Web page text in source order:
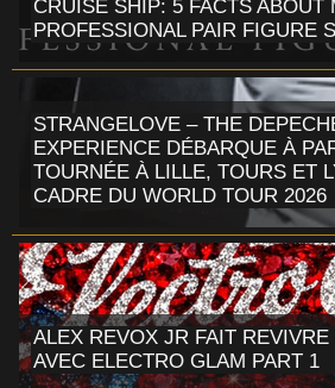
CRUISE SHIP: 5 FACTS ABOUT
PROFESSIONAL PAIR FIGURE
STRANGELOVE – THE
EXPERIENCE DÉBARQUE À
TOURNÉE À LILLE, TOURS ET
CADRE DU WORLD TOUR 2026
ALEX REVOX JR FAIT
AVEC ELECTRO GLAM PART 1